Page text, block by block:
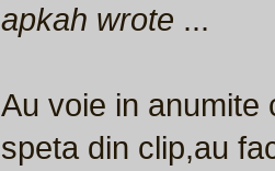
apkah wrote ...
Au voie in anumite
speta din clip,au